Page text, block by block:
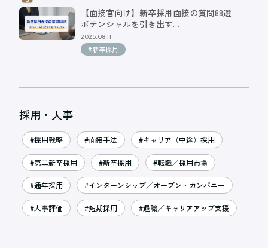
【面接官向け】新卒採用面接の質問88選｜
ポテンシャルを引き出す…
2025.08.11
#新卒採用
採用・人事
#採用戦略 #面接手法 #キャリア（中途）採用
#第二新卒採用 #新卒採用 #転職／採用市場
#通年採用 #インターンシップ／オープン・カンパニー
#人事評価 #短期採用 #退職／キャリアアップ支援